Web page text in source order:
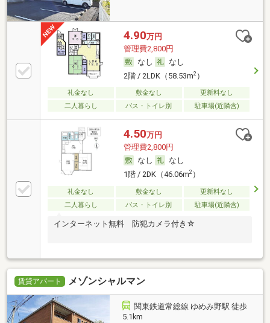
4.90万円
管理費2,800円
なし
なし
2階 / 2LDK（58.53m2）
礼金なし 敷金なし
更新料なし
二人暮らし
バス・トイレ別 駐車場(近隣含)
4.50万円
管理費2,800円
なし
なし
1階 / 2DK（46.06m2）
礼金なし 敷金なし
更新料なし
二人暮らし
バス・トイレ別 駐車場(近隣含)
インターネット無料 防犯カメラ付き☆
賃貸アパート メゾンシャルマン
関東鉄道常総線 ゆめみ野駅 徒歩
5.1km